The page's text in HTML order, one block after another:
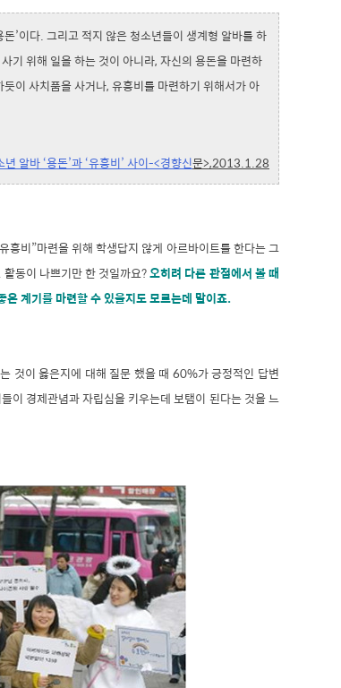
’이다. 그리고 적지 않은 청소년들이 생계형 알바를 하
기 위해 일을 하는 것이 아니라, 자신의 용돈을 마련하
이 사치품을 사거나, 유흥비를 마련하기 위해서가 아
알바 ‘용돈’과 ‘유흥비’ 사이-<경향신문>,2013.1.28
흥비”마련을 위해 학생답지 않게 아르바이트를 한다는 그
동이 나쁘기만 한 것일까요?오히려 다른 관점에서 볼 때
계기를 마련할 수 있을지도 모르는데 말이죠.
것이 옳은지에 대해 질문 했을 때 60%가 긍정적인 답변
이 경제관념과 자립심을 키우는데 보탬이 된다는 것을 느